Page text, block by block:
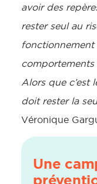
avoir des
rester seul au
fonctionnement
comportements
Alors que c’est
doit rester la
Véronique
Une